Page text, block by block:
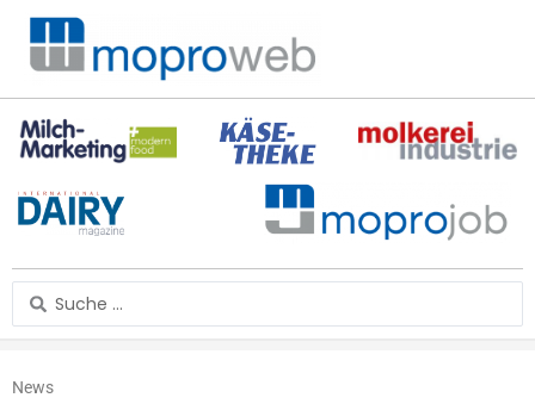
Zum
Inhalt
springen
Search
...
News